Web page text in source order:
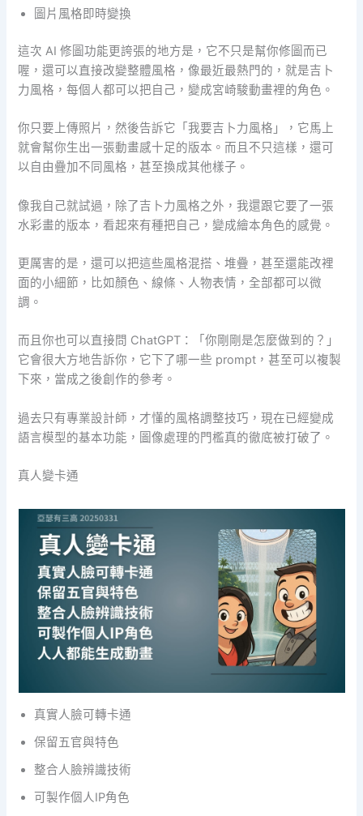
圖片風格即時變換
這次 AI 修圖功能更誇張的地方是，它不只是幫你修圖而已
喔，還可以直接改變整體風格，像最近最熱門的，就是吉卜
力風格，每個人都可以把自己，變成宮崎駿動畫裡的角色。
你只要上傳照片，然後告訴它「我要吉卜力風格」，它馬上
就會幫你生出一張動畫感十足的版本。而且不只這樣，還可
以自由疊加不同風格，甚至換成其他樣子。
像我自己就試過，除了吉卜力風格之外，我還跟它要了一張
水彩畫的版本，看起來有種把自己，變成繪本角色的感覺。
更厲害的是，還可以把這些風格混搭、堆疊，甚至還能改裡
面的小細節，比如顏色、線條、人物表情，全部都可以微
調。
而且你也可以直接問 ChatGPT：「你剛剛是怎麼做到的？」
它會很大方地告訴你，它下了哪一些 prompt，甚至可以複製
下來，當成之後創作的參考。
過去只有專業設計師，才懂的風格調整技巧，現在已經變成
語言模型的基本功能，圖像處理的門檻真的徹底被打破了。
真人變卡通
真實人臉可轉卡通
保留五官與特色
整合人臉辨識技術
可製作個人IP角色